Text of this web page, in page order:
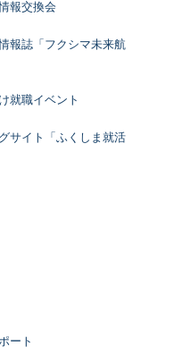
報交換会
報誌「フクシマ未来航
就職イベント
サイト「ふくしま就活
ート